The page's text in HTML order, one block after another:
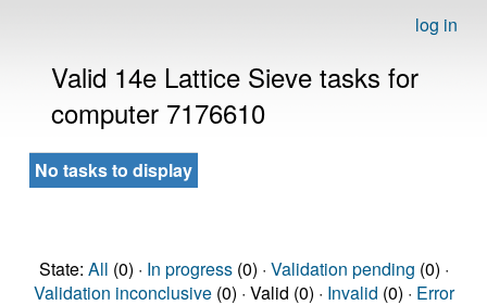
log in
Valid 14e Lattice Sieve tasks for
computer 7176610
No tasks to display
State: All (0) · In progress(0) · Validation pending (0) ·
Validation inconclusive(0) · Valid (0) · Invalid (0) · Error